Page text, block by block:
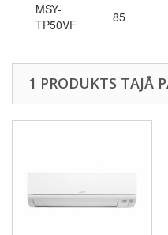
MSY-
TP50VF
85
1 PRODUKTS TAJĀ